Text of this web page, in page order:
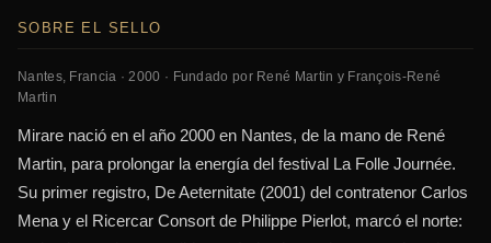
SOBRE EL SELLO
Nantes, Francia · 2000 · Fundado por René Martin y François-René
Martin
Mirare nació en el año 2000 en Nantes, de la mano de René
Martin, para prolongar la energía del festival La Folle Journée.
Su primer registro, De Aeternitate (2001) del contratenor Carlos
Mena y el Ricercar Consort de Philippe Pierlot, marcó el norte: